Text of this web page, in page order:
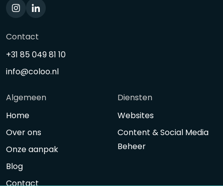
Contact
+31 85 049 81 10
info@coloo.nl
Algemeen
Home
Over ons
Onze aanpak
Blog
Contact
Diensten
Websites
Content & Social Media
Beheer